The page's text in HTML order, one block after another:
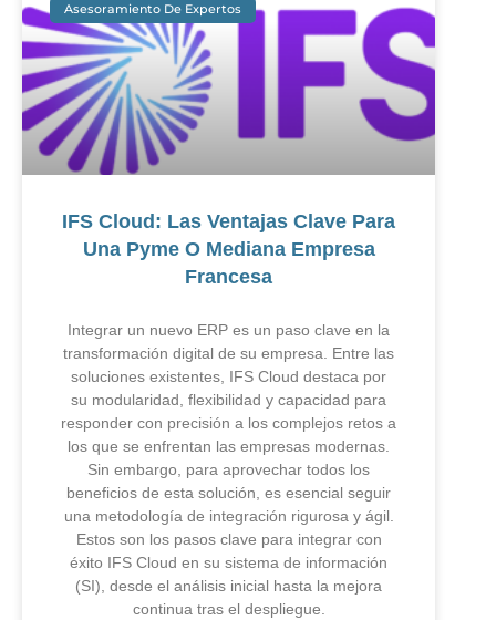
Asesoramiento De Expertos
IFS Cloud: Las Ventajas Clave Para
Una Pyme O Mediana Empresa
Francesa
Integrar un nuevo ERP es un paso clave en la
transformación digital de su empresa. Entre las
soluciones existentes, IFS Cloud destaca por
su modularidad, flexibilidad y capacidad para
responder con precisión a los complejos retos a
los que se enfrentan las empresas modernas.
Sin embargo, para aprovechar todos los
beneficios de esta solución, es esencial seguir
una metodología de integración rigurosa y ágil.
Estos son los pasos clave para integrar con
éxito IFS Cloud en su sistema de información
(SI), desde el análisis inicial hasta la mejora
continua tras el despliegue.